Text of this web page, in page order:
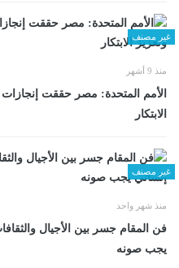
غير مصنف
منذ 9 أشهر
الأمم المتحدة: مصر حققت
الابتكار
غير مصنف
منذ شهر واحد
فن المقام جسر بين الأجيال
يجب صونه